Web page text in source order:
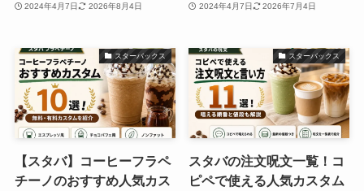
2024年4月7日 2026年8月4日 2024年4月7日 2026年7月4日
スターバックス
【スタバ】コーヒーフラペ
チーノのおすすめ人気カス
スターバックス
スタバの注文呪文一覧！コ
ピペで使える人気カスタム